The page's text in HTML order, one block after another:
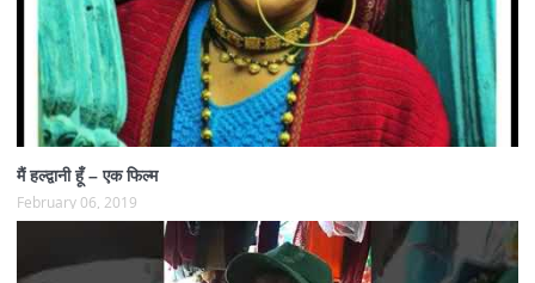
मैं हल्द्वानी हूँ – एक फिल्म
February 06, 2019